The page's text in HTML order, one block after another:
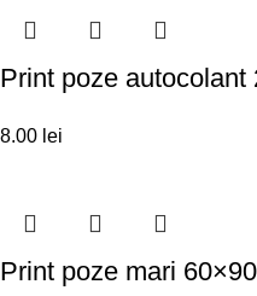
Print poze autocolant
8.00 lei
Print poze mari